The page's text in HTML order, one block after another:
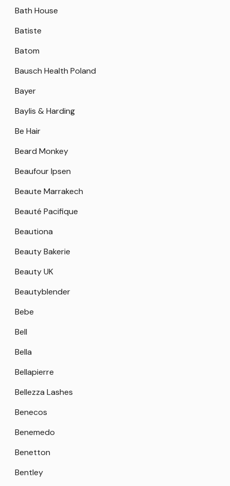
Bath House
Batiste
Batom
Bausch Health Poland
Bayer
Baylis & Harding
Be Hair
Beard Monkey
Beaufour Ipsen
Beaute Marrakech
Beauté Pacifique
Beautiona
Beauty Bakerie
Beauty UK
Beautyblender
Bebe
Bell
Bella
Bellapierre
Bellezza Lashes
Benecos
Benemedo
Benetton
Bentley